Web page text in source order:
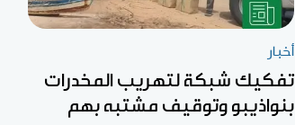
أخبار
تفكيك شبكة لتهريب المخدرات
بنواذيبو وتوقيف مشتبه بهم